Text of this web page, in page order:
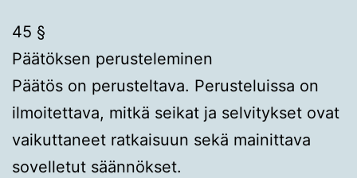
45 §
Päätöksen perusteleminen
Päätös on perusteltava. Perusteluissa on
ilmoitettava, mitkä seikat ja selvitykset ovat
vaikuttaneet ratkaisuun sekä mainittava
sovelletut säännökset.